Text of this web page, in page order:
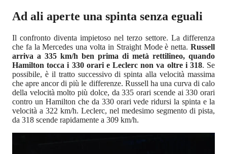
Ad ali aperte una spinta senza eguali
Il confronto diventa impietoso nel terzo settore. La differenza
che fa la Mercedes una volta in Straight Mode è netta. Russell
arriva a 335 km/h ben prima di metà rettilineo, quando
Hamilton tocca i 330 orari e Leclerc non va oltre i 318. Se
possibile, è il tratto successivo di spinta alla velocità massima
che apre ancor di più le differenze. Russell ha una curva di calo
della velocità molto più dolce, da 335 orari scende ai 330 orari
contro un Hamilton che da 330 orari vede ridursi la spinta e la
velocità a 322 km/h. Leclerc, nel medesimo segmento di pista,
da 318 scende rapidamente a 309 km/h.